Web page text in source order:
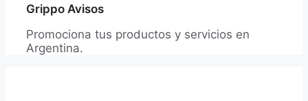
Grippo Avisos
Promociona tus productos y servicios en
Argentina.